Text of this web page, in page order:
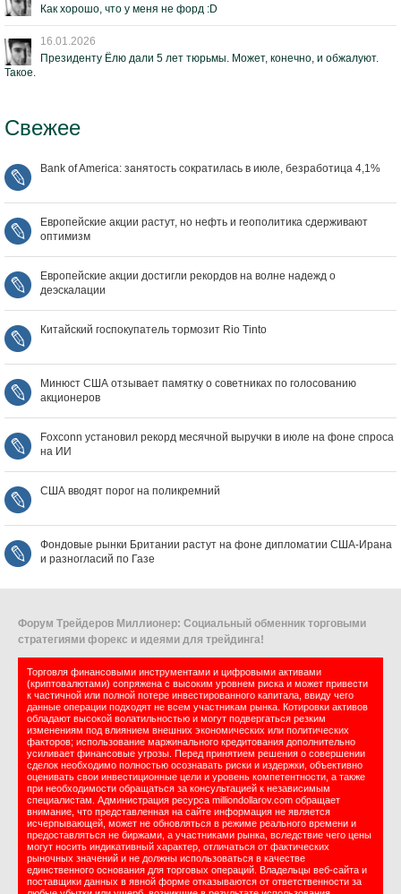
Как хорошо, что у меня не форд :D
16.01.2026
Президенту Ёлю дали 5 лет тюрьмы. Может, конечно, и обжалуют.
Такое.
Свежее
Bank of America: занятость сократилась в июле, безработица 4,1%
Европейские акции растут, но нефть и геополитика сдерживают
оптимизм
Европейские акции достигли рекордов на волне надежд о
деэскалации
Китайский госпокупатель тормозит Rio Tinto
Минюст США отзывает памятку о советниках по голосованию
акционеров
Foxconn установил рекорд месячной выручки в июле на фоне спроса
на ИИ
США вводят порог на поликремний
Фондовые рынки Британии растут на фоне дипломатии США‑Ирана
и разногласий по Газе
Форум Трейдеров Миллионер: Социальный обменник торговыми
стратегиями форекс и идеями для трейдинга!
Торговля финансовыми инструментами и цифровыми активами
(криптовалютами) сопряжена с высоким уровнем риска и может привести
к частичной или полной потере инвестированного капитала, ввиду чего
данные операции подходят не всем участникам рынка. Котировки активов
обладают высокой волатильностью и могут подвергаться резким
изменениям под влиянием внешних экономических или политических
факторов; использование маржинального кредитования дополнительно
усиливает финансовые угрозы. Перед принятием решения о совершении
сделок необходимо полностью осознавать риски и издержки, объективно
оценивать свои инвестиционные цели и уровень компетентности, а также
при необходимости обращаться за консультацией к независимым
специалистам. Администрация ресурса milliondollarov.com обращает
внимание, что представленная на сайте информация не является
исчерпывающей, может не обновляться в режиме реального времени и
предоставляться не биржами, а участниками рынка, вследствие чего цены
могут носить индикативный характер, отличаться от фактических
рыночных значений и не должны использоваться в качестве
единственного основания для торговых операций. Владельцы веб-сайта и
поставщики данных в явной форме отказываются от ответственности за